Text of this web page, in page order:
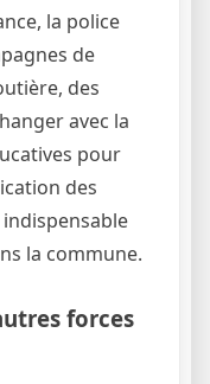
la police
de
des
avec la
pour
des
la commune.
forces